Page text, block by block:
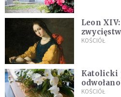
Leon
KOŚCIÓŁ
Katolicki
KOŚCIÓŁ